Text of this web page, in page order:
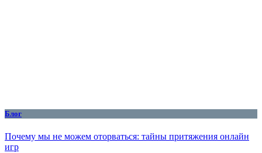
Блог
Почему мы не можем оторваться: тайны притяжения онлайн
игр